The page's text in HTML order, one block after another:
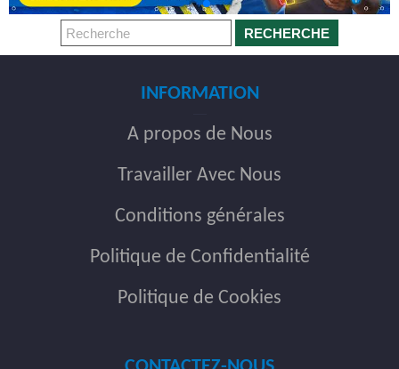
RECHERCHE
INFORMATION
A propos de Nous
Travailler Avec Nous
Conditions générales
Politique de Confidentialité
Politique de Cookies